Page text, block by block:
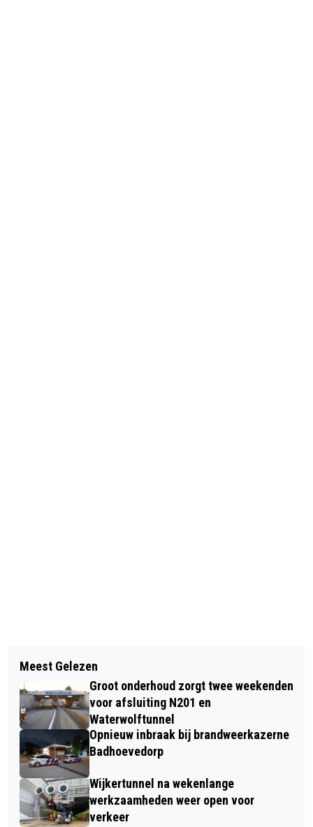
FLINKE UITSLAANDE BRAND IN
SCHUUR NAAST WONING IN
HOOFDDORP
STICHTING MEERGROEN: BOOM VOOR
BOOM RICHTING EEN GROENER
NEDERLAND
Meest Gelezen
Groot onderhoud zorgt twee weekenden
voor afsluiting N201 en
Waterwolftunnel
Opnieuw inbraak bij brandweerkazerne
Badhoevedorp
Wijkertunnel na wekenlange
werkzaamheden weer open voor
verkeer